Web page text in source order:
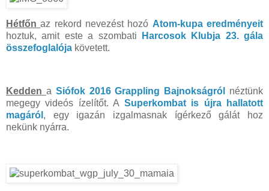
Hétfőn az rekord nevezést hozó Atom-kupa eredményeit
hoztuk, amit este a szombati
Harcosok Klubja 23. gála
összefoglalója követett.
Kedden a Siófok 2016 Grappling Bajnokságról
néztünk
megegy videós ízelítőt. A Superkombat is újra hallatott
magáról , egy igazán izgalmasnak ígérkező gálát hoz
nekünk nyárra.